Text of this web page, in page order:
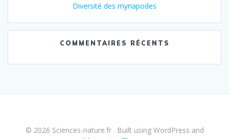
Diversité des myriapodes
COMMENTAIRES RÉCENTS
© 2026 Sciences-nature.fr . Built using WordPress and